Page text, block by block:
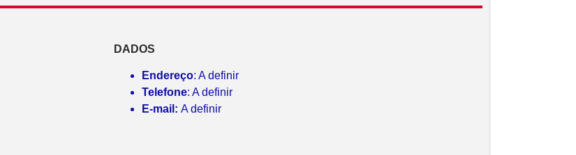
DADOS
Endereço: A definir
Telefone: A definir
E-mail: A definir